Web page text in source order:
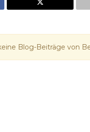
Blog-Beiträge von